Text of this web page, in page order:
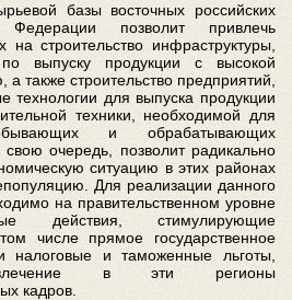
базы восточных российских
Федерации позволит привлечь
на строительство инфраструктуры,
по выпуску продукции с высокой
также строительство предприятий,
технологии для выпуска продукции
техники, необходимой для
и обрабатывающих
очередь, позволит радикально
ситуацию в этих районах
Для реализации данного
на правительственном уровне
действия, стимулирующие
числе прямое государственное
налоговые и таможенные льготы,
в эти регионы
кадров.